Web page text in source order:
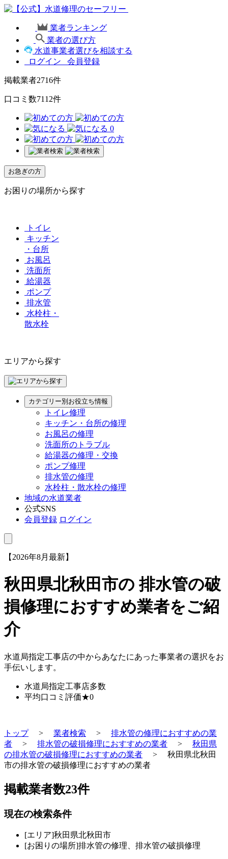
業者ランキング
業者の選び方
水道事業者選びを相談する
ログイン
会員登録
掲載業者2716件
口コミ数7112件
0
お急ぎの方
お困りの場所から探す
トイレ
キッチン
・台所
お風呂
洗面所
給湯器
ポンプ
排水管
水栓柱・
散水栓
エリアから探す
カテゴリー別お役立ち情報
トイレ修理
キッチン・台所の修理
お風呂の修理
洗面所のトラブル
給湯器の修理・交換
ポンプ修理
排水管の修理
水栓柱・散水栓の修理
地域の水道業者
公式SNS
会員登録 ログイン
【2026年8月最新】
秋田県北秋田市の 排水管の破
損修理におすすめ業者をご紹
介
水道局指定工事店の中からあなたにあった事業者の選択をお
手伝いします。
水道局指定工事店多数
平均口コミ評価★0
トップ> 業者検索 > 排水管の修理におすすめの業
者 > 排水管の破損修理におすすめの業者 > 秋田県
の排水管の破損修理におすすめの業者 > 秋田県北秋田
市の排水管の破損修理におすすめの業者
掲載業者数23件
現在の検索条件
[エリア]秋田県北秋田市
[お困りの場所]排水管の修理、排水管の破損修理